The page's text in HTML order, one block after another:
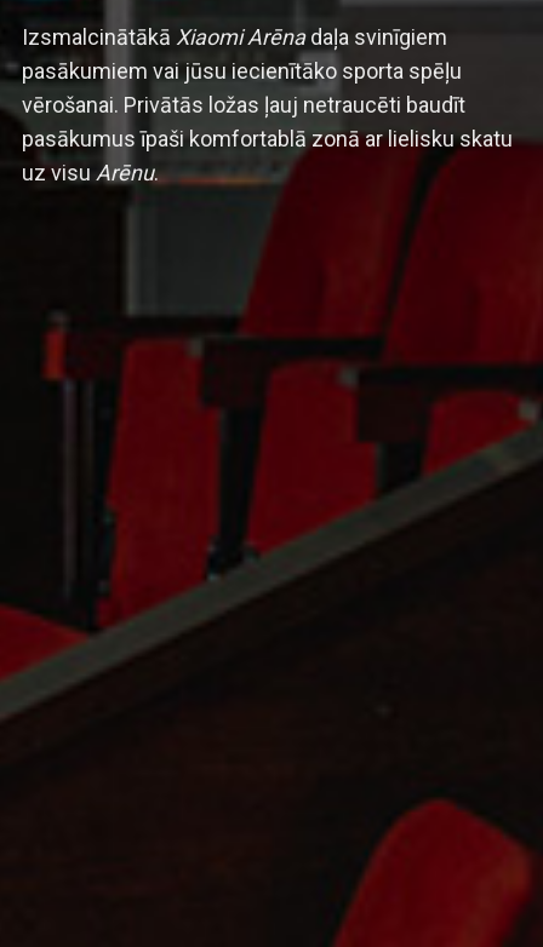
Izsmalcinātākā Xiaomi Arēnadaļa svinīgiem
pasākumiem vai jūsu iecienītāko sporta spēļu
vērošanai. Privātās ložas ļauj netraucēti baudīt
pasākumus īpaši komfortablā zonā ar lielisku skatu
uz visu Arēnu.